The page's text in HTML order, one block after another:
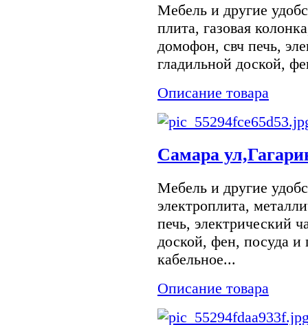
Мебель и другие
плита, газовая
домофон, свч печь,
гладильной доской,
Описание товара
Самара
Мебель и другие
электроплита,
печь, электрический
доской, фен, посуда и
кабельное...
Описание товара